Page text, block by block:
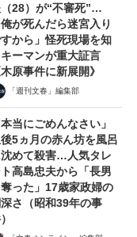
28）が“不審死”…
俺が死んだら迷宮入り
から」怪死現場を知
ーマンが重大証言
木原事件に新展開》
「週刊文春」編集部
本当にごめんなさい」
5ヵ月の赤ん坊を風呂
めて殺害…人気タレ
ト高島忠夫から「長男
った」17歳家政婦の
深さ（昭和39年の事